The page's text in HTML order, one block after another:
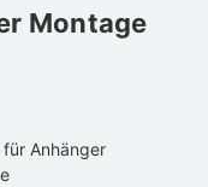
Montage
Anhänger